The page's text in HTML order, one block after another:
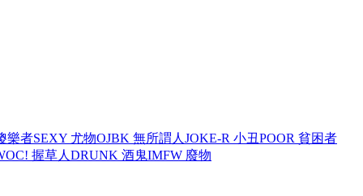
樂者SEXY 尤物OJBK 無所謂人 JOKE-R 小丑POOR 貧困者
握草人 DRUNK 酒鬼IMFW 廢物